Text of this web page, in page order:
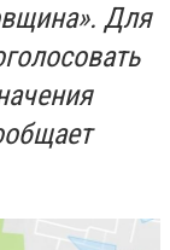
Для